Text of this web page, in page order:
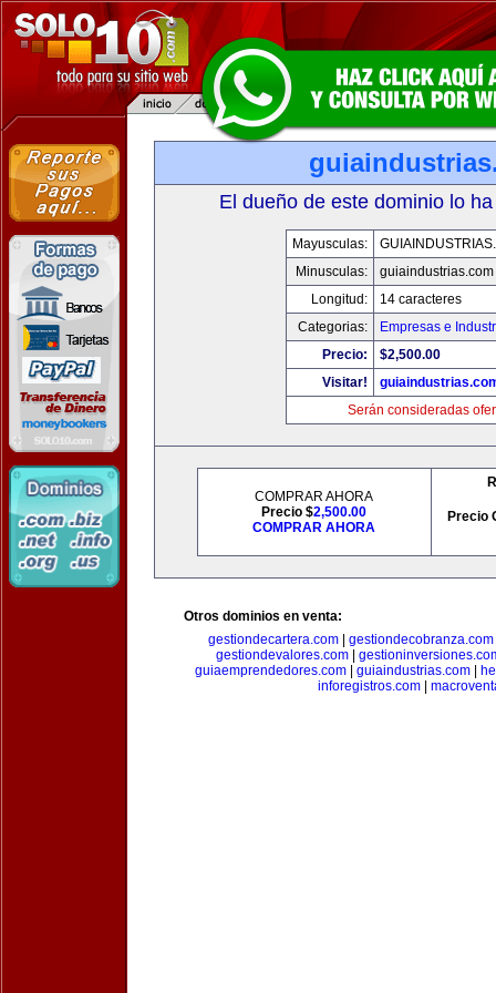
El dueño de este dominio lo
Mayusculas:
Minusculas:
guiaindustrias.com
Longitud:
14 caracteres
Categorias:
Empresas e
Precio:
$2,500.00
Visitar!
Serán consideradas
COMPRAR AHORA
Precio $2,500.00
COMPRAR AHORA
Precio
Otros dominios en venta:
gestiondecartera.com| gestiondecobranza.com
gestiondevalores.com|
guiaemprendedores.com
guiaindustrias.com
inforegistros.com